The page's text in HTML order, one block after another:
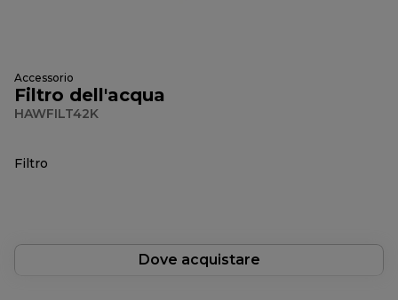
Accessorio
Filtro dell'acqua
HAWFILT42K
Filtro
Dove acquistare